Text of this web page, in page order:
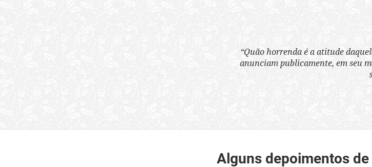
“Quão horrenda é a atitude daquelas mulheres que,
anunciam publicamente, em seu modo de vestir, que
se serve para perder
Alguns depoimentos